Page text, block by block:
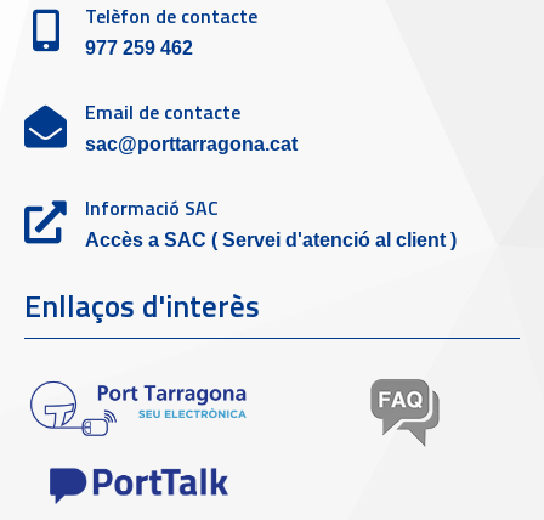
Telèfon de contacte
977 259 462
Email de contacte
sac@porttarragona.cat
Informació SAC
Accès a SAC ( Servei d'atenció al client )
Enllaços d'interès